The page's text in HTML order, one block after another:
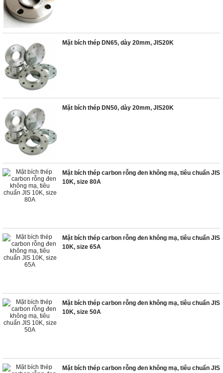
Mặt bích thép DN65, dày 20mm, JIS20K
Mặt bích thép DN50, dày 20mm, JIS20K
Mặt bích thép carbon rỗng đen không mạ, tiêu chuẩn JIS
10K, size 80A
Mặt bích thép carbon rỗng đen không mạ, tiêu chuẩn JIS
10K, size 65A
Mặt bích thép carbon rỗng đen không mạ, tiêu chuẩn JIS
10K, size 50A
Mặt bích thép carbon rỗng đen không mạ, tiêu chuẩn JIS